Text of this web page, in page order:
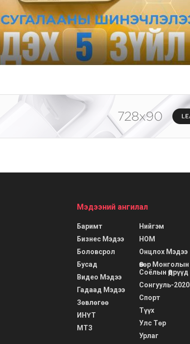
Мэдээний ангилал
Баримт
Бизнес Мэдээ
Боловсрол
Бусад
Видео Мэдээ
Гадаад Мэдээ
Зөвлөгөө
ИНҮТ
МТЗ
Нийгэм
НОМ
Онцлох Мэдээ
Өвөр Монголын
Соёлын Өдрүүд
Сонгууль-2020
Спорт
Түүх
Улс Төр
Урлаг